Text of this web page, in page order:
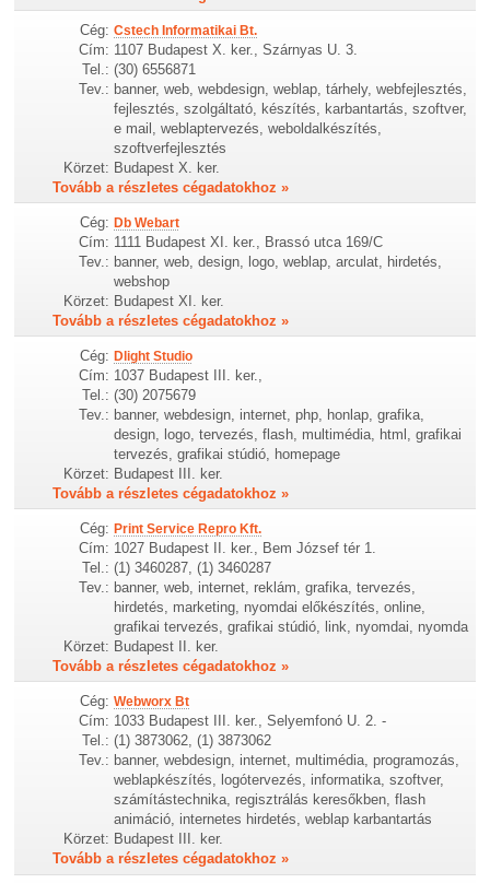
Cég: Cstech Informatikai Bt.
Cím: 1107 Budapest X. ker., Szárnyas U. 3.
Tel.: (30) 6556871
Tev.: banner, web, webdesign, weblap, tárhely, webfejlesztés,
fejlesztés, szolgáltató, készítés, karbantartás, szoftver,
e mail, weblaptervezés, weboldalkészítés,
szoftverfejlesztés
Körzet: Budapest X. ker.
Tovább a részletes cégadatokhoz »
Cég: Db Webart
Cím: 1111 Budapest XI. ker., Brassó utca 169/C
Tev.: banner, web, design, logo, weblap, arculat, hirdetés,
webshop
Körzet: Budapest XI. ker.
Tovább a részletes cégadatokhoz »
Cég: Dlight Studio
Cím: 1037 Budapest III. ker.,
Tel.: (30) 2075679
Tev.: banner, webdesign, internet, php, honlap, grafika,
design, logo, tervezés, flash, multimédia, html, grafikai
tervezés, grafikai stúdió, homepage
Körzet: Budapest III. ker.
Tovább a részletes cégadatokhoz »
Cég: Print Service Repro Kft.
Cím: 1027 Budapest II. ker., Bem József tér 1.
Tel.: (1) 3460287, (1) 3460287
Tev.: banner, web, internet, reklám, grafika, tervezés,
hirdetés, marketing, nyomdai előkészítés, online,
grafikai tervezés, grafikai stúdió, link, nyomdai, nyomda
Körzet: Budapest II. ker.
Tovább a részletes cégadatokhoz »
Cég: Webworx Bt
Cím: 1033 Budapest III. ker., Selyemfonó U. 2. -
Tel.: (1) 3873062, (1) 3873062
Tev.: banner, webdesign, internet, multimédia, programozás,
weblapkészítés, logótervezés, informatika, szoftver,
számítástechnika, regisztrálás keresőkben, flash
animáció, internetes hirdetés, weblap karbantartás
Körzet: Budapest III. ker.
Tovább a részletes cégadatokhoz »